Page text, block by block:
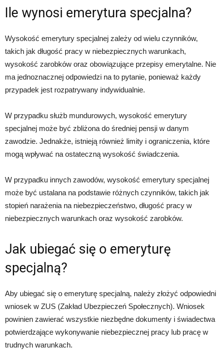
Ile wynosi emerytura specjalna?
Wysokość emerytury specjalnej zależy od wielu czynników,
takich jak długość pracy w niebezpiecznych warunkach,
wysokość zarobków oraz obowiązujące przepisy emerytalne. Nie
ma jednoznacznej odpowiedzi na to pytanie, ponieważ każdy
przypadek jest rozpatrywany indywidualnie.
W przypadku służb mundurowych, wysokość emerytury
specjalnej może być zbliżona do średniej pensji w danym
zawodzie. Jednakże, istnieją również limity i ograniczenia, które
mogą wpływać na ostateczną wysokość świadczenia.
W przypadku innych zawodów, wysokość emerytury specjalnej
może być ustalana na podstawie różnych czynników, takich jak
stopień narażenia na niebezpieczeństwo, długość pracy w
niebezpiecznych warunkach oraz wysokość zarobków.
Jak ubiegać się o emeryturę
specjalną?
Aby ubiegać się o emeryturę specjalną, należy złożyć odpowiedni
wniosek w ZUS (Zakład Ubezpieczeń Społecznych). Wniosek
powinien zawierać wszystkie niezbędne dokumenty i świadectwa
potwierdzające wykonywanie niebezpiecznej pracy lub pracę w
trudnych warunkach.